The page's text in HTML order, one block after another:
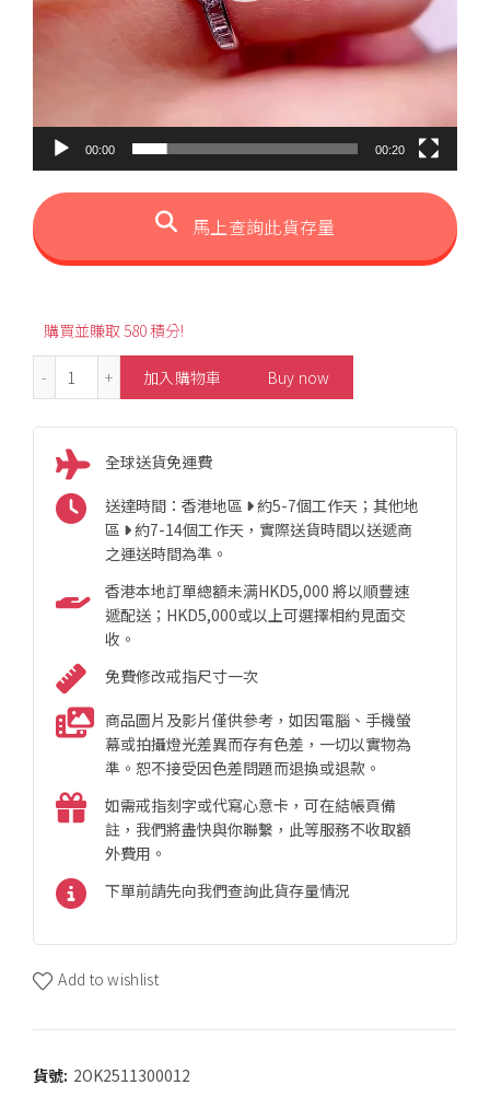
00:00 00:20
馬上查詢此貨存量
購買並賺取 580 積分!
S925 Snake Style Blue Sapphire Ring 數量
加入購物車 Buy now
全球送貨免運費
送達時間：香港地區
約5-7個工作天；其他地
區
約7-14個工作天，實際送貨時間以送遞商
之運送時間為準。
香港本地訂單總額未满HKD5,000 將以順豐速
遞配送；HKD5,000或以上可選擇相約見面交
收。
免費修改戒指尺寸一次
商品圖片及影片僅供參考，如因電腦、手機螢
幕或拍攝燈光差異而存有色差，一切以實物為
準。恕不接受因色差問題而退換或退款。
如需戒指刻字或代寫心意卡，可在結帳頁備
註，我們將盡快與你聯繫，此等服務不收取額
外費用。
下單前請先向我們查詢此貨存量情況
Add to wishlist
貨號: 2OK2511300012